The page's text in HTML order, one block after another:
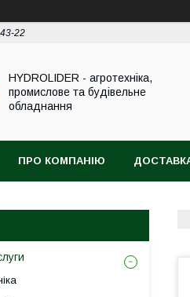
22
HYDROLIDER - агротехніка,
промислове та будівельне
обладнання
ПРО КОМПАНІЮ